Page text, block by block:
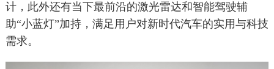
计，此外还有当下最前沿的激光雷达和智能驾驶辅
助“小蓝灯”加持，满足用户对新时代汽车的实用与科技
需求。